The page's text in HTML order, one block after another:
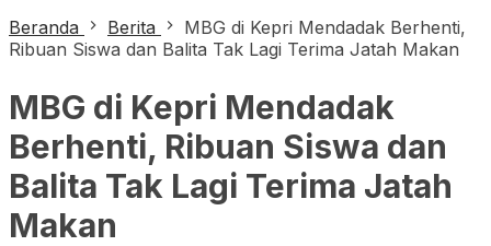
Beranda
Berita
MBG di Kepri Mendadak Berhenti,
Ribuan Siswa dan Balita Tak Lagi Terima Jatah Makan
MBG di Kepri Mendadak
Berhenti, Ribuan Siswa dan
Balita Tak Lagi Terima Jatah
Makan